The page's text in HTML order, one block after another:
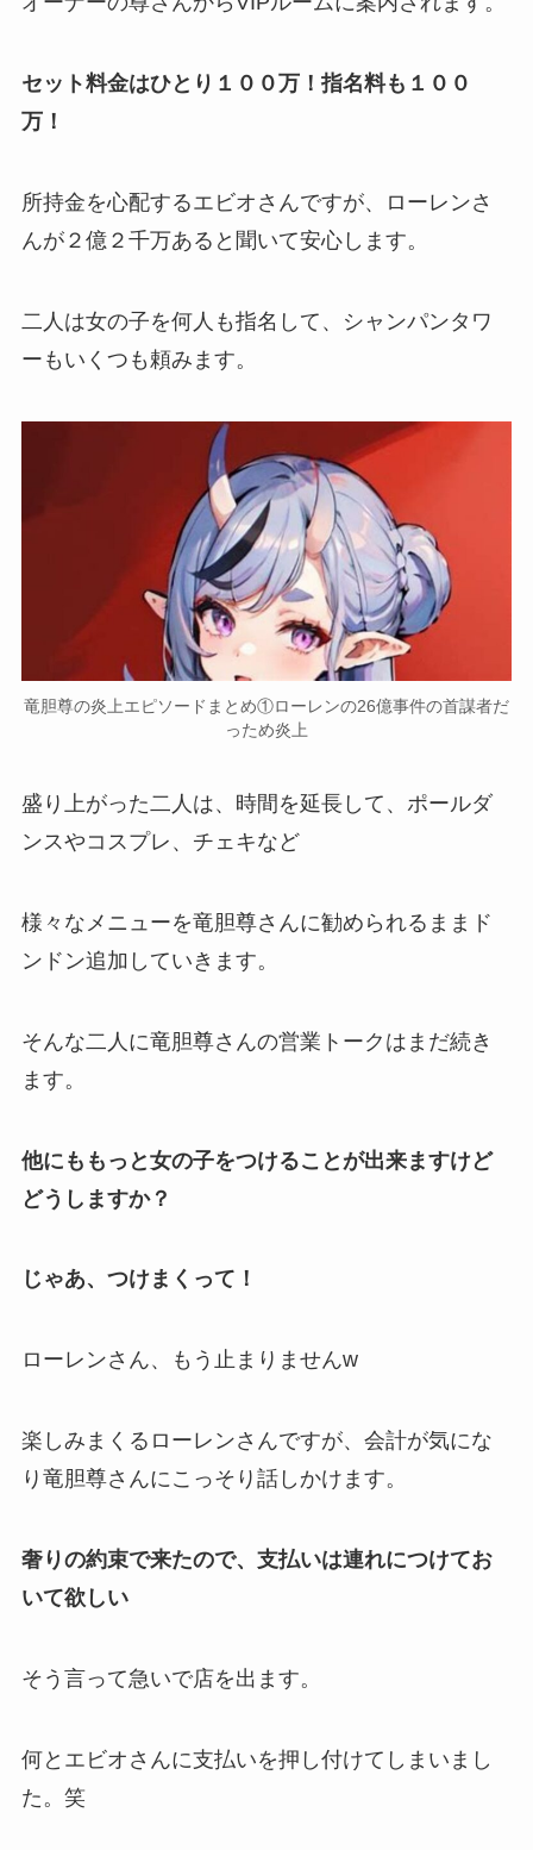
セット料金はひとり１００万！指名料も１００
万！
所持金を心配するエビオさんですが、ローレンさ
んが２億２千万あると聞いて安心します。
二人は女の子を何人も指名して、シャンパンタワ
ーもいくつも頼みます。
竜胆尊の炎上エピソードまとめ①ローレンの26億事件の首謀者だ
っため炎上
盛り上がった二人は、時間を延長して、ポールダ
ンスやコスプレ、チェキなど
様々なメニューを竜胆尊さんに勧められるままド
ンドン追加 していきます。
そんな二人に竜胆尊さんの営業トークはまだ続き
ます。
他にももっと女の子をつけることが出来ますけど
どうしますか？
じゃあ、つけまくって！
ローレンさん、もう止まりませんw
楽しみまくるローレンさんですが、会計が気にな
り竜胆尊さんにこっそり話しかけます。
奢りの約束で来たので、支払いは連れにつけてお
いて欲しい
そう言って急いで店を出ます。
何とエビオさんに支払いを押し付けてしまいまし
た。笑